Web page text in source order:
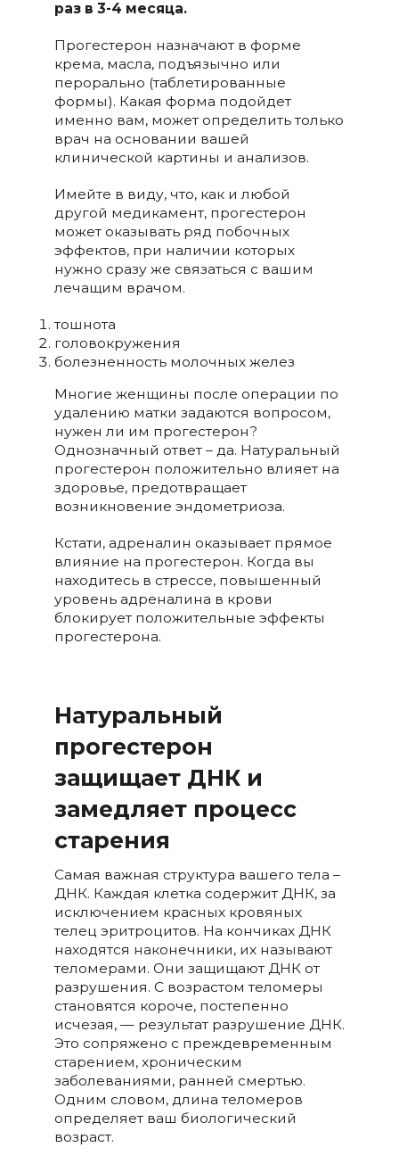
раз в 3-4 месяца.
Прогестерон назначают в форме
крема, масла, подъязычно или
перорально (таблетированные
формы). Какая форма подойдет
именно вам, может определить только
врач на основании вашей
клинической картины и анализов.
Имейте в виду, что, как и любой
другой медикамент, прогестерон
может оказывать ряд побочных
эффектов, при наличии которых
нужно сразу же связаться с вашим
лечащим врачом.
тошнота
головокружения
болезненность молочных желез
Многие женщины после операции по
удалению матки задаются вопросом,
нужен ли им прогестерон?
Однозначный ответ – да. Натуральный
прогестерон положительно влияет на
здоровье, предотвращает
возникновение эндометриоза.
Кстати, адреналин оказывает прямое
влияние на прогестерон. Когда вы
находитесь в стрессе, повышенный
уровень адреналина в крови
блокирует положительные эффекты
прогестерона.
Натуральный
прогестерон
защищает ДНК и
замедляет процесс
старения
Самая важная структура вашего тела –
ДНК. Каждая клетка содержит ДНК, за
исключением красных кровяных
телец эритроцитов. На кончиках ДНК
находятся наконечники, их называют
теломерами. Они защищают ДНК от
разрушения. С возрастом теломеры
становятся короче, постепенно
исчезая, — результат разрушение ДНК.
Это сопряжено с преждевременным
старением, хроническим
заболеваниями, ранней смертью.
Одним словом, длина теломеров
определяет ваш биологический
возраст.